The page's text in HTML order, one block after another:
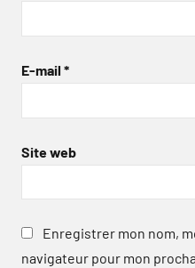
E-mail *
Site web
Enregistrer mon nom,
navigateur pour mon